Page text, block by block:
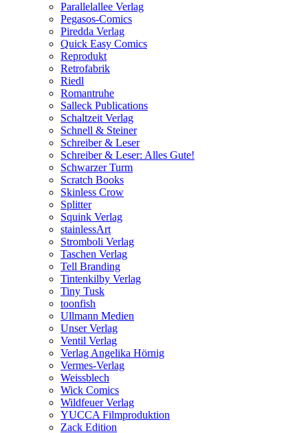
Parallelallee Verlag
Pegasos-Comics
Piredda Verlag
Quick Easy Comics
Reprodukt
Retrofabrik
Riedl
Romantruhe
Salleck Publications
Schaltzeit Verlag
Schnell & Steiner
Schreiber & Leser
Schreiber & Leser: Alles Gute!
Schwarzer Turm
Scratch Books
Skinless Crow
Splitter
Squink Verlag
stainlessArt
Stromboli Verlag
Taschen Verlag
Tell Branding
Tintenkilby Verlag
Tiny Tusk
toonfish
Ullmann Medien
Unser Verlag
Ventil Verlag
Verlag Angelika Hörnig
Vermes-Verlag
Weissblech
Wick Comics
Wildfeuer Verlag
YUCCA Filmproduktion
Zack Edition